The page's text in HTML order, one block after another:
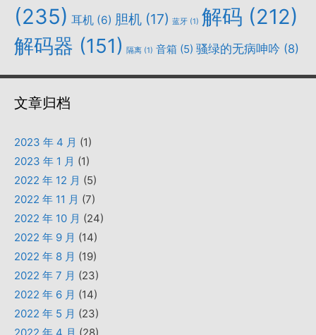
(235) 耳机 (6) 胆机 (17) 蓝牙 (1) 解码 (212)
解码器 (151) 隔离 (1) 音箱 (5) 骚绿的无病呻吟 (8)
文章归档
2023 年 4 月 (1)
2023 年 1 月 (1)
2022 年 12 月 (5)
2022 年 11 月 (7)
2022 年 10 月 (24)
2022 年 9 月 (14)
2022 年 8 月 (19)
2022 年 7 月 (23)
2022 年 6 月 (14)
2022 年 5 月 (23)